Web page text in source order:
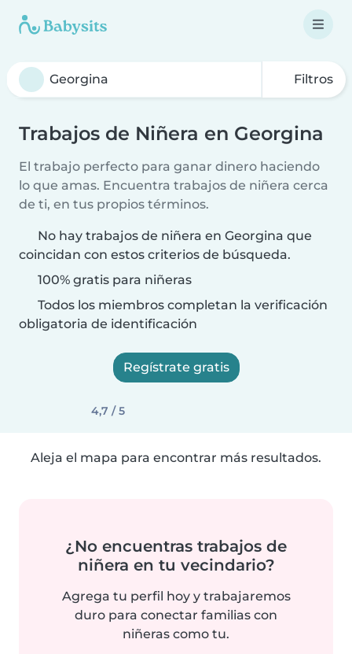
Filtros
Trabajos de Niñera en Georgina
El trabajo perfecto para ganar dinero haciendo
lo que amas. Encuentra trabajos de niñera cerca
de ti, en tus propios términos.
No hay trabajos de niñera en Georgina que
coincidan con estos criterios de búsqueda.
100% gratis para niñeras
Todos los miembros completan la verificación
obligatoria de identificación
Regístrate gratis
4,7 / 5
Aleja el mapa para encontrar más resultados.
¿No encuentras trabajos de
niñera en tu vecindario?
Agrega tu perfil hoy y trabajaremos
duro para conectar familias con
niñeras como tu.